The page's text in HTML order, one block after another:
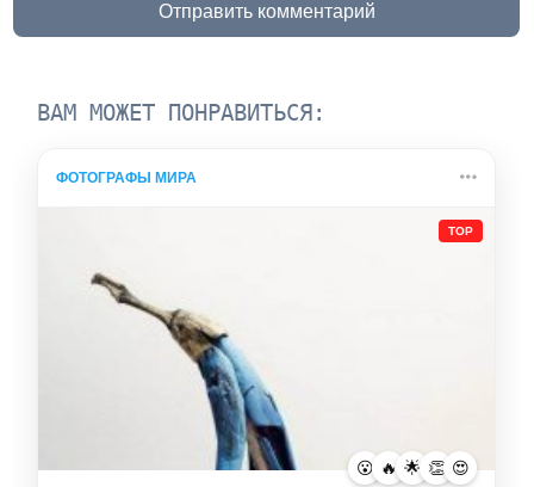
Отправить комментарий
ВАМ МОЖЕТ ПОНРАВИТЬСЯ:
ФОТОГРАФЫ МИРА
TOP
😮 🔥 🌟 👏 😍